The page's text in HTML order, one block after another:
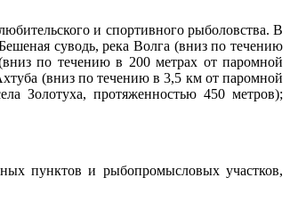
и спортивного рыболовства. В
суводь, река Волга (вниз по течению
по течению в 200 метрах от паромной
(вниз по течению в 3,5 км от паромной
Золотуха, протяженностью 450 метров);
пунктов и рыбопромысловых участков,